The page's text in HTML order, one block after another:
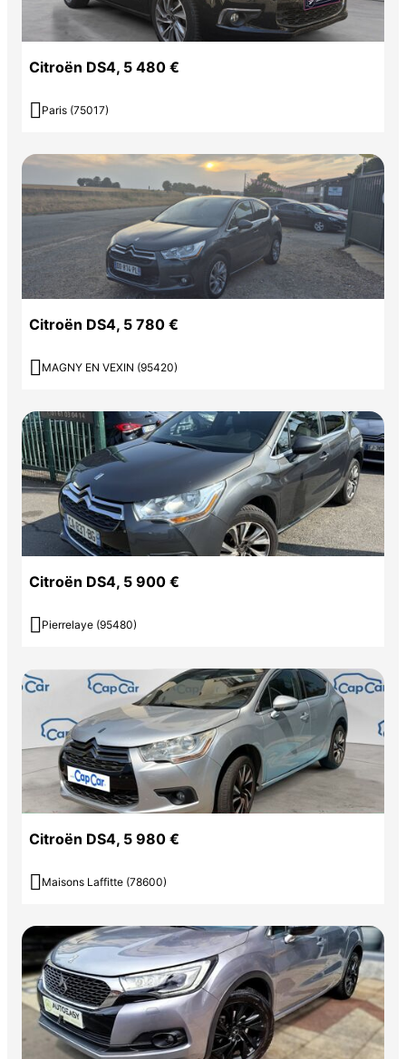
Citroën DS4, 5 480 €
 Paris (75017)
Citroën DS4, 5 780 €
 MAGNY EN VEXIN (95420)
Citroën DS4, 5 900 €
 Pierrelaye (95480)
Citroën DS4, 5 980 €
 Maisons Laffitte (78600)